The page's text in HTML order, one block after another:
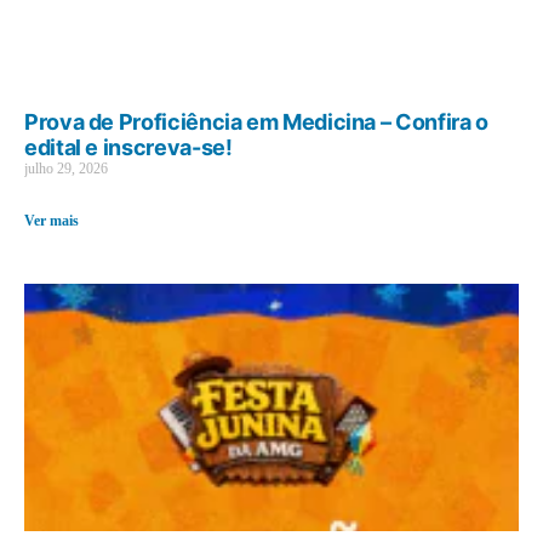
Prova de Proficiência em Medicina – Confira o
edital e inscreva-se!
julho 29, 2026
Ver mais